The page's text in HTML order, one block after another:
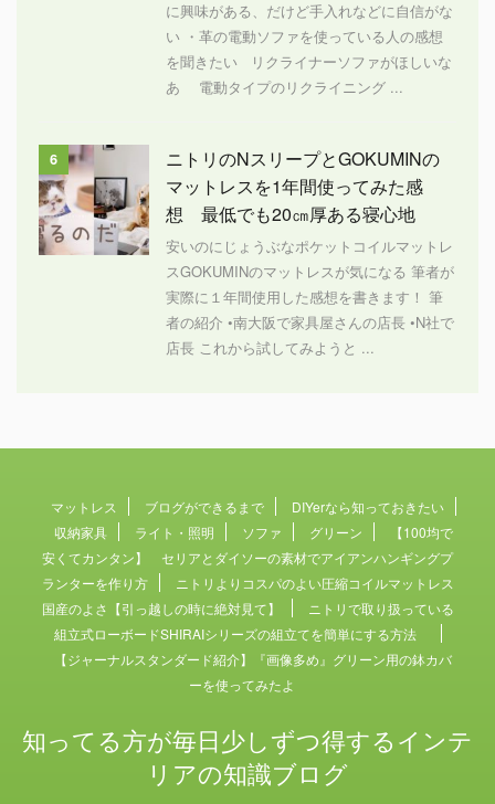
に興味がある、だけど手入れなどに自信がな
い ・革の電動ソファを使っている人の感想
を聞きたい リクライナーソファがほしいな
あ 電動タイプのリクライニング ...
6
ニトリのNスリープとGOKUMINの
マットレスを1年間使ってみた感
想 最低でも20㎝厚ある寝心地
安いのにじょうぶなポケットコイルマットレ
スGOKUMINのマットレスが気になる 筆者が
実際に１年間使用した感想を書きます！ 筆
者の紹介 •南大阪で家具屋さんの店長 •N社で
店長 これから試してみようと ...
マットレス ブログができるまで
DIYerなら知っておきたい
収納家具
ライト・照明 ソファ グリーン
【100均で
安くてカンタン】 セリアとダイソーの素材でアイアンハンギングプ
ランターを作り方
ニトリよりコスパのよい圧縮コイルマットレス
国産のよさ【引っ越しの時に絶対見て】
ニトリで取り扱っている
組立式ローボードSHIRAIシリーズの組立てを簡単にする方法
【ジャーナルスタンダード紹介】『画像多め』グリーン用の鉢カバ
ーを使ってみたよ
知ってる方が毎日少しずつ得するインテ
リアの知識ブログ